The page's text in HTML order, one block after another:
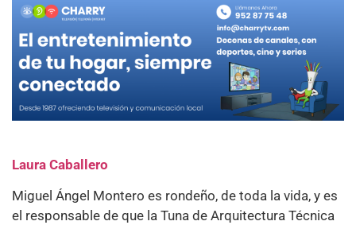
Laura Caballero
Miguel Ángel Montero es rondeño, de toda la vida, y es
el responsable de que la Tuna de Arquitectura Técnica